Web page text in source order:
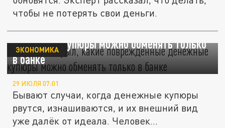
чтобы не потерять свои деньги.
Юрист раскрыл, какие повреждённые
денежные купюры можно обменять только
в банке
ЭКОНОМИКА
29 ИЮЛЯ 07:01
Бывают случаи, когда денежные купюры
рвутся, изнашиваются, и их внешний вид
уже далёк от идеала. Человек...